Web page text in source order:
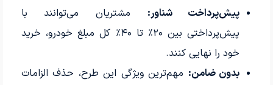
پیش‌پرداخت شناور: مشتریان می‌توانند با
پیش‌پرداختی بین ۲۰٪ تا ۴۰٪ کل مبلغ خودرو، خرید
خود را نهایی کنند.
بدون ضامن: مهم‌ترین ویژگی این طرح، حذف الزامات